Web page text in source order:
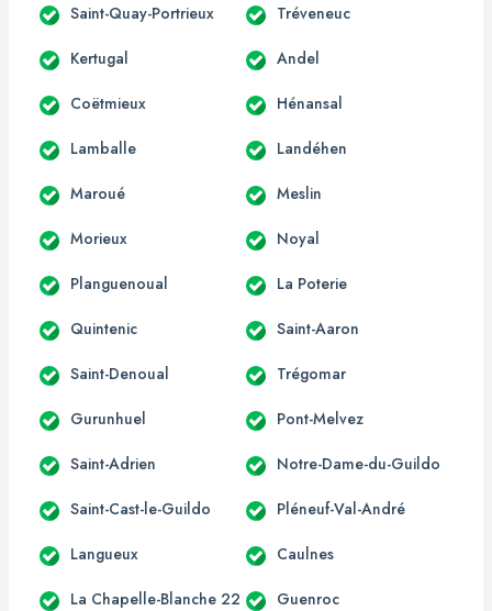
Saint-Quay-Portrieux Tréveneuc
Kertugal Andel
Coëtmieux Hénansal
Lamballe Landéhen
Maroué Meslin
Morieux Noyal
Planguenoual La Poterie
Quintenic Saint-Aaron
Saint-Denoual Trégomar
Gurunhuel Pont-Melvez
Saint-Adrien Notre-Dame-du-Guildo
Saint-Cast-le-Guildo Pléneuf-Val-André
Langueux Caulnes
La Chapelle-Blanche 22 Guenroc